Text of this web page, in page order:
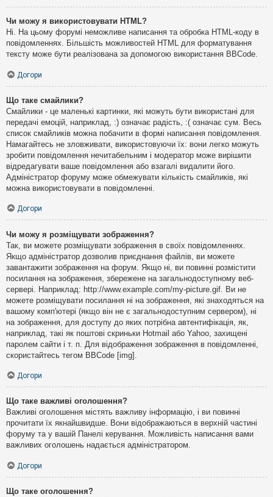
Чи можу я використовувати HTML?
Ні. На цьому форумі неможливе написання та обробка HTML-коду в
повідомленнях. Більшість можливостей HTML для форматування
тексту може бути реалізована за допомогою використання BBCode.
Догори
Що таке смайлики?
Смайлики - це маленькі картинки, які можуть бути використані для
передачі емоцій, наприклад, :) означає радість, :( означає сум. Весь
список смайликів можна побачити в формі написання повідомлення.
Намагайтесь не зловживати, використовуючи їх: вони легко можуть
зробити повідомлення нечитабельним і модератор може вирішити
відредагувати ваше повідомлення або взагалі видалити його.
Адміністратор форуму може обмежувати кількість смайликів, які
можна використовувати в повідомленні.
Догори
Чи можу я розміщувати зображення?
Так, ви можете розміщувати зображення в своїх повідомленнях.
Якщо адміністратор дозволив приєднання файлів, ви можете
завантажити зображення на форум. Якщо ні, ви повинні розмістити
посилання на зображення, збережене на загальнодоступному веб-
сервері. Наприклад: http://www.example.com/my-picture.gif. Ви не
можете розміщувати посилання ні на зображення, які знаходяться на
вашому комп'ютері (якщо він не є загальнодоступним сервером), ні
на зображення, для доступу до яких потрібна автентифікація, як,
наприклад, такі як поштові скриньки Hotmail або Yahoo, захищені
паролем сайти і т. п. Для відображення зображення в повідомленні,
скористайтесь тегом BBCode [img].
Догори
Що таке важливі оголошення?
Важливі оголошення містять важливу інформацію, і ви повинні
прочитати їх якнайшвидше. Вони відображаються в верхній частині
форуму та у вашій Панелі керування. Можливість написання вами
важливих оголошень надається адміністратором.
Догори
Що таке оголошення?